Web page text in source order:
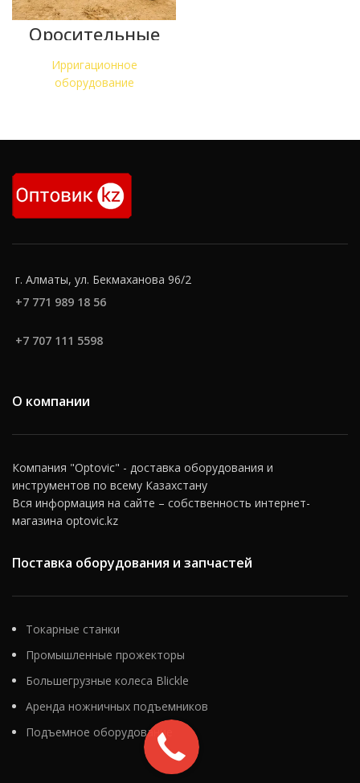
Оросительные
машина OTech
4RMG‑D
Ирригационное
оборудование
г. Алматы, ул. Бекмаханова 96/2
+7 771 989 18 56
+7 707 111 5598
О компании
Компания "Optovic" - доставка оборудования и
инструментов по всему Казахстану
Вся информация на сайте – собственность интернет-
магазина optovic.kz
Поставка оборудования и запчастей
Токарные станки
Промышленные прожекторы
Большегрузные колеса Blickle
Аренда ножничных подъемников
Подъемное оборудование